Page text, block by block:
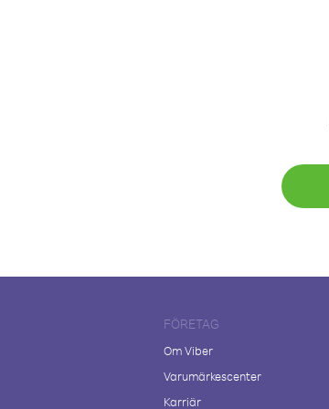
FÖRETAG
Om Viber
Varumärkescenter
Karriär